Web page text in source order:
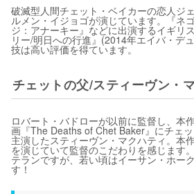
破滅型人間チェット・ベイカーの恋人ジ
ルメン・イジョゴが演じています。『ネ
ジ：アナーキー』などに出演するイギリ
リー/明日への行進』(2014年エイバ・デ
技は高い評価を得ています。
チェットの父/スティーヴン・
ロバート・バドローが以前に監督し、本
画『The Deaths of Chet Baker』にチェ
主演したスティーヴン・マクハティ。本
を演じていて監督のこだわりを感じます
テランですが、若い頃はイーサン・ホー
す！